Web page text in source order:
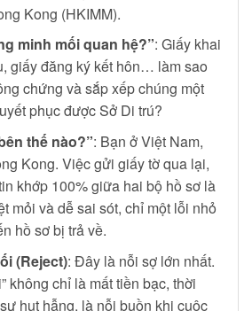
Kong (HKIMM).
minh mối quan hệ?”: Giấy khai
giấy đăng ký kết hôn… làm sao
chứng và sắp xếp chúng một
phục được Sở Di trú?
thế nào?”: Bạn ở Việt Nam,
Kong. Việc gửi giấy tờ qua lại,
khớp 100% giữa hai bộ hồ sơ là
mỏi và dễ sai sót, chỉ một lỗi nhỏ
hồ sơ bị trả về.
(Reject): Đây là nỗi sợ lớn nhất.
không chỉ là mất tiền bạc, thời
hụt hẫng, là nỗi buồn khi cuộc